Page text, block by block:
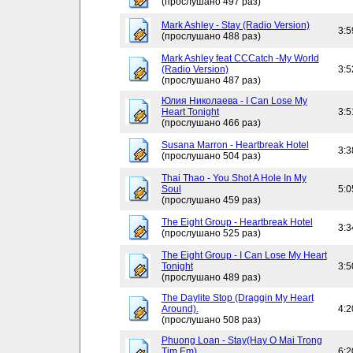
Mark Ashley - Stay (Radio Version)
(прослушано 488 раз)
Mark Ashley feat CCCatch -My World
(Radio Version)
(прослушано 487 раз)
Юлия Николаева - I Can Lose My
Heart Tonight
(прослушано 466 раз)
Susana Marron - Heartbreak Hotel
(прослушано 504 раз)
Thai Thao - You Shot A Hole In My
Soul
(прослушано 459 раз)
The Eight Group - Heartbreak Hotel
(прослушано 525 раз)
The Eight Group - I Can Lose My Heart
Tonight
(прослушано 489 раз)
The Daylite Stop (Draggin My Heart
Around).
(прослушано 508 раз)
Phuong Loan - Stay(Hay O Mai Trong